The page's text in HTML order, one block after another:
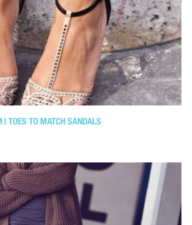
TO MATCH SANDALS